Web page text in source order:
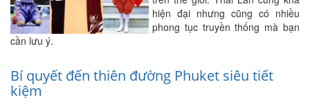
hiện đại nhưng cũng có nhiều
phong tục truyền thống mà bạn
cần lưu ý.
Bí quyết đến thiên đường Phuket siêu tiết
kiệm